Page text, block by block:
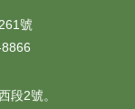
號
2號。